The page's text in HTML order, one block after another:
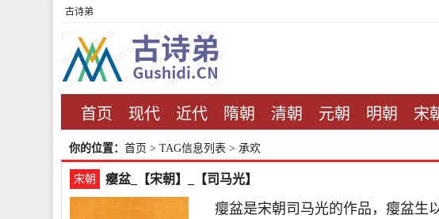
古诗弟
首页 现代 近代 隋朝 清朝 元朝 明朝 宋
你的位置： 首页 > TAG信息列表 > 承欢
宋朝 瘿盆_【宋朝】_【司马光】
瘿盆是宋朝司马光的作品，瘿盆生